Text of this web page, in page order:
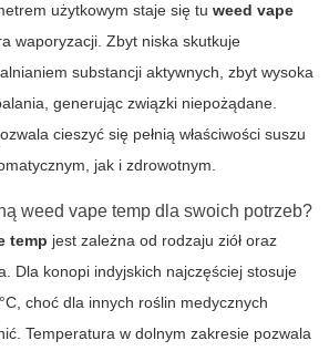
użytkowym staje się tu weed vape
waporyzacji. Zbyt niska skutkuje
substancji aktywnych, zbyt wysoka
generując związki niepożądane.
cieszyć się pełnią właściwości suszu
jak i zdrowotnym.
weed vape temp dla swoich potrzeb?
temp jest zależna od rodzaju ziół oraz
Dla konopi indyjskich najczęściej stosuje
choć dla innych roślin medycznych
Temperatura w dolnym zakresie pozwala